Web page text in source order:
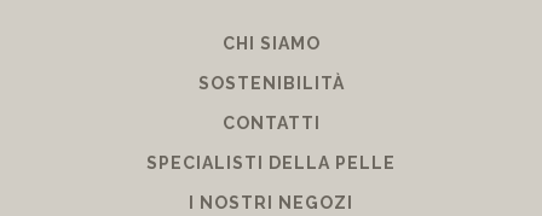
CHI SIAMO
SOSTENIBILITÀ
CONTATTI
SPECIALISTI DELLA PELLE
I NOSTRI NEGOZI